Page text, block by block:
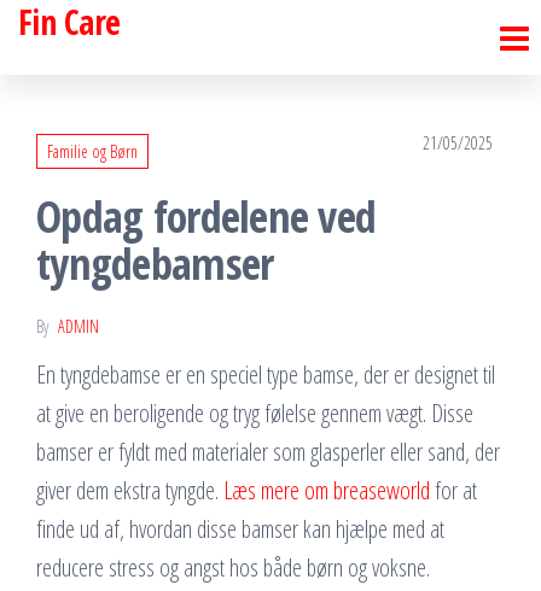
Skip
content
Fin Care
Familie og Børn 21/05/2025
Opdag fordelene ved
tyngdebamser
By ADMIN
En tyngdebamse er en speciel type bamse, der er designet til
at give en beroligende og tryg følelse gennem vægt. Disse
bamser er fyldt med materialer som glasperler eller sand, der
giver dem ekstra tyngde. Læs mere om breaseworldfor at
finde ud af, hvordan disse bamser kan hjælpe med at
reducere stress og angst hos både børn og voksne.